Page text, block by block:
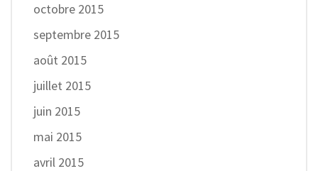
octobre 2015
septembre 2015
août 2015
juillet 2015
juin 2015
mai 2015
avril 2015